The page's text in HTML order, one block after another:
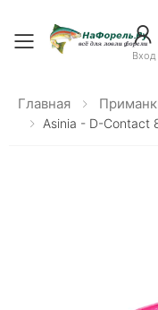
Toggle Вход
Главная
Asinia - D-Contact